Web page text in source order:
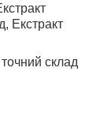
Екстракт
склад